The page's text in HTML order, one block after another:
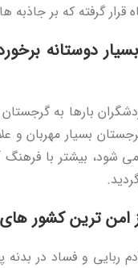
قرار گرفته که بر
دوستانه
بارها به
بسیار مهربان و
شود، بیشتر با فرهنگ
امن ترین کشور
ربایی و فساد در